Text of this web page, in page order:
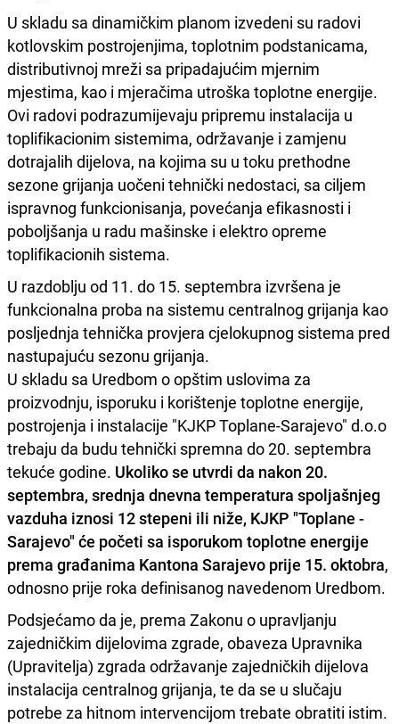
U skladu sa dinamičkim planom izvedeni su radovi
kotlovskim postrojenjima, toplotnim podstanicama,
distributivnoj mreži sa pripadajućim mjernim
mjestima, kao i mjeračima utroška toplotne energije.
Ovi radovi podrazumijevaju pripremu instalacija u
toplifikacionim sistemima, održavanje i zamjenu
dotrajalih dijelova, na kojima su u toku prethodne
sezone grijanja uočeni tehnički nedostaci, sa ciljem
ispravnog funkcionisanja, povećanja efikasnosti i
poboljšanja u radu mašinske i elektro opreme
toplifikacionih sistema.
U razdoblju od 11. do 15. septembra izvršena je
funkcionalna proba na sistemu centralnog grijanja kao
posljednja tehnička provjera cjelokupnog sistema pred
nastupajuću sezonu grijanja.
U skladu sa Uredbom o opštim uslovima za
proizvodnju, isporuku i korištenje toplotne energije,
postrojenja i instalacije "KJKP Toplane-Sarajevo" d.o.o
trebaju da budu tehnički spremna do 20. septembra
tekuće godine. Ukoliko se utvrdi da nakon 20.
septembra, srednja dnevna temperatura spoljašnjeg
vazduha iznosi 12 stepeni ili niže, KJKP "Toplane -
Sarajevo" će početi sa isporukom toplotne energije
prema građanima Kantona Sarajevo prije 15. oktobra,
odnosno prije roka definisanog navedenom Uredbom.
Podsjećamo da je, prema Zakonu o upravljanju
zajedničkim dijelovima zgrade, obaveza Upravnika
(Upravitelja) zgrada održavanje zajedničkih dijelova
instalacija centralnog grijanja, te da se u slučaju
potrebe za hitnom intervencijom trebate obratiti istim.